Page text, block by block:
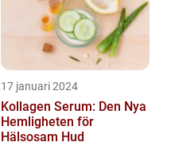
17 januari 2024
Kollagen Serum: Den Nya
Hemligheten för
Hälsosam Hud